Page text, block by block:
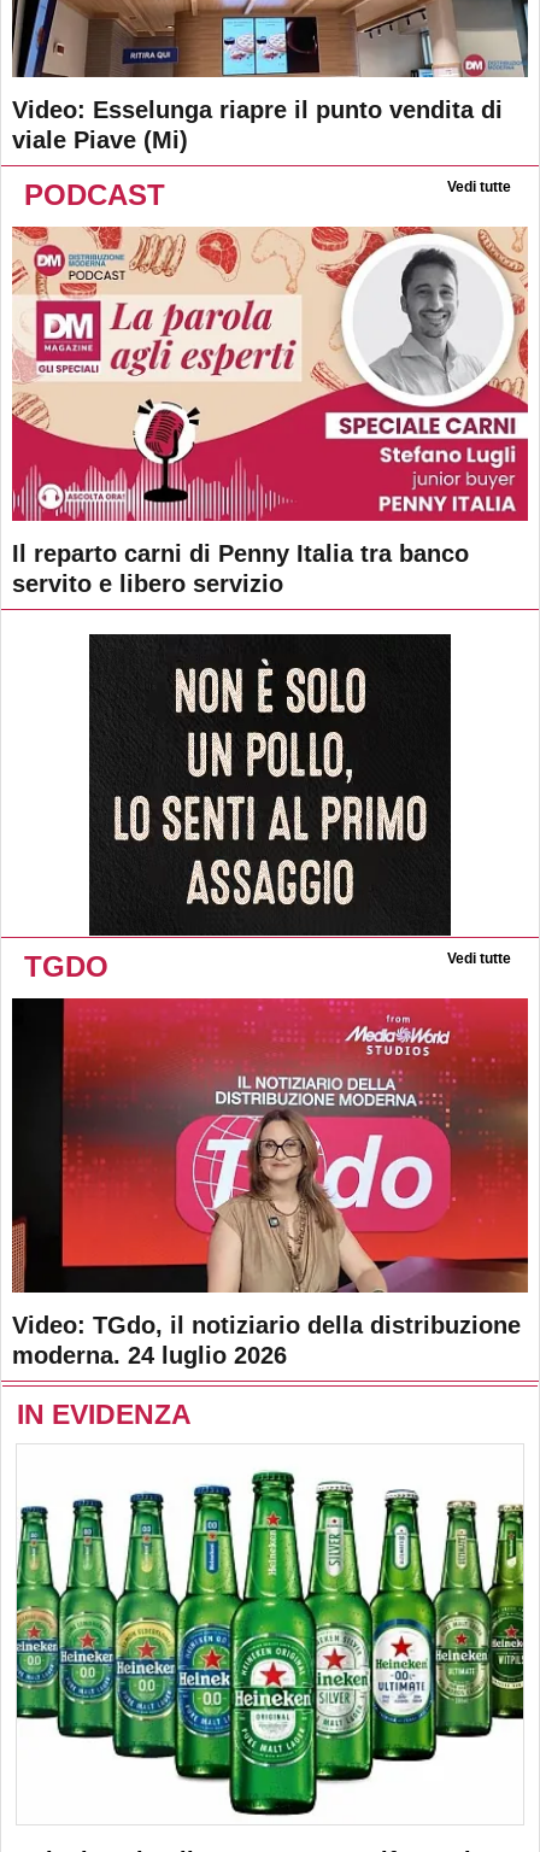
Video: Esselunga riapre il punto vendita di
viale Piave (Mi)
PODCAST Vedi tutte
Il reparto carni di Penny Italia tra banco
servito e libero servizio
TGDO Vedi tutte
Video: TGdo, il notiziario della distribuzione
moderna. 24 luglio 2026
IN EVIDENZA